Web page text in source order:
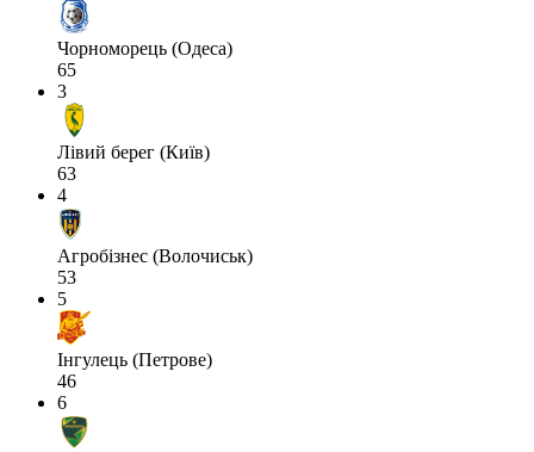
Чорноморець (Одеса)
65
3
Лівий берег (Київ)
63
4
Агробізнес (Волочиськ)
53
5
Інгулець (Петрове)
46
6